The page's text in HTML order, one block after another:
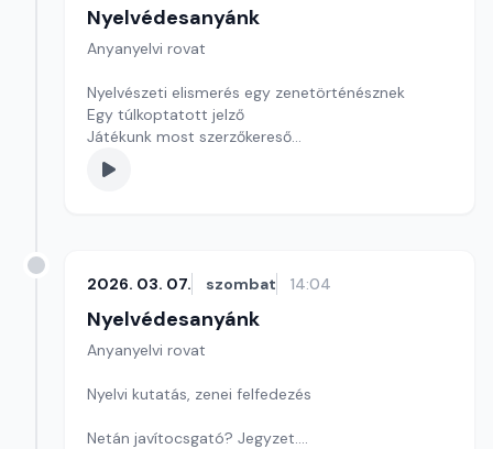
Nyelvédesanyánk
Anyanyelvi rovat
Nyelvészeti elismerés egy zenetörténésznek
Egy túlkoptatott jelző
Játékunk most szerzőkereső
Szerkesztő: Nagy György András
2026. 03. 07. szombat 14:04
Nyelvédesanyánk
Anyanyelvi rovat
Nyelvi kutatás, zenei felfedezés
Netán javítocsgató? Jegyzet.